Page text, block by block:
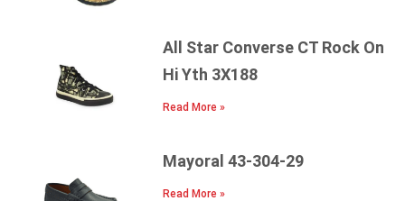
All Star Converse CT Rock On
Hi Yth 3X188
Read More »
Mayoral 43-304-29
Read More »